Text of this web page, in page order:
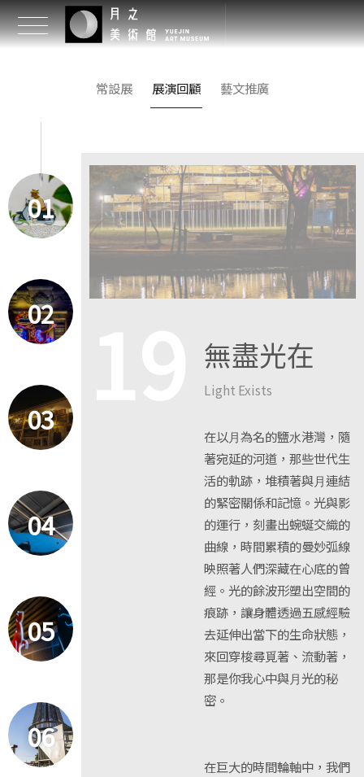
常設展 展演回顧 藝文推廣
01
02
03
04
05
06
無盡光在
Light Exists
在以⽉為名的鹽⽔港灣，隨
著宛延的河道，那些世代⽣
活的軌跡，堆積著與⽉連結
的緊密關係和記憶。光與影
的運⾏，刻畫出蜿蜒交織的
曲線，時間累積的曼妙弧線
映照著⼈們深藏在⼼底的曾
經。光的餘波形塑出空間的
痕跡，讓身體透過五感經驗
去延伸出當下的生命狀態，
來回穿梭尋覓著、流動著，
那是你我⼼中與⽉光的秘
密。
在巨⼤的時間輪軸中，我們